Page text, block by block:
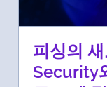
피싱의
Security